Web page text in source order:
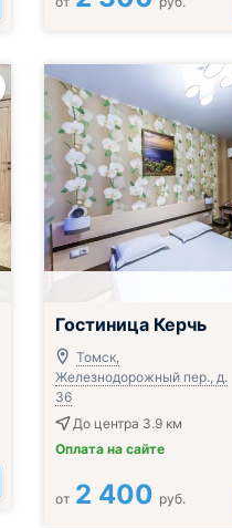
Гостиница Керчь
Томск,
Железнодорожный пер., д.
36
До центра 3.9 км
Оплата на сайте
от 2 400 руб.